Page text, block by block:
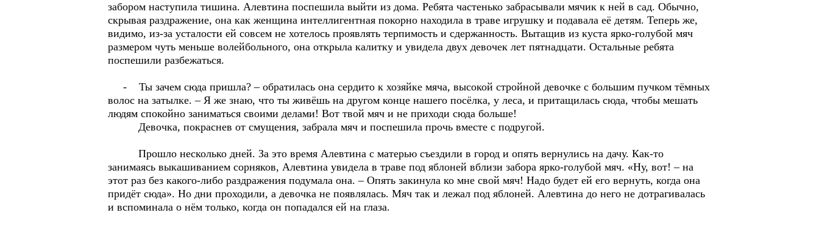
забором наступила тишина. Алевтина поспешила выйти из дома. Ребята частенько забрасывали мячик к ней в сад. Обычно,
скрывая раздражение, она как женщина интеллигентная покорно находила в траве игрушку и подавала её детям. Теперь же,
видимо, из-за усталости ей совсем не хотелось проявлять терпимость и сдержанность. Вытащив из куста ярко-голубой мяч
размером чуть меньше волейбольного, она открыла калитку и увидела двух девочек лет пятнадцати. Остальные ребята
поспешили разбежаться.
- Ты зачем сюда пришла? – обратилась она сердито к хозяйке мяча, высокой стройной девочке с большим пучком тёмных
волос на затылке. – Я же знаю, что ты живёшь на другом конце нашего посёлка, у леса, и притащилась сюда, чтобы мешать
людям спокойно заниматься своими делами! Вот твой мяч и не приходи сюда больше!
Девочка, покраснев от смущения, забрала мяч и поспешила прочь вместе с подругой.
Прошло несколько дней. За это время Алевтина с матерью съездили в город и опять вернулись на дачу. Как-то
занимаясь выкашиванием сорняков, Алевтина увидела в траве под яблоней вблизи забора ярко-голубой мяч. «Ну, вот! – на
этот раз без какого-либо раздражения подумала она. – Опять закинула ко мне свой мяч! Надо будет ей его вернуть, когда она
придёт сюда». Но дни проходили, а девочка не появлялась. Мяч так и лежал под яблоней. Алевтина до него не дотрагивалась
и вспоминала о нём только, когда он попадался ей на глаза.